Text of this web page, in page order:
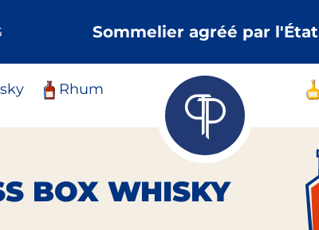
Sommelier agréé par l'État
Rhum
BOX WHISKY